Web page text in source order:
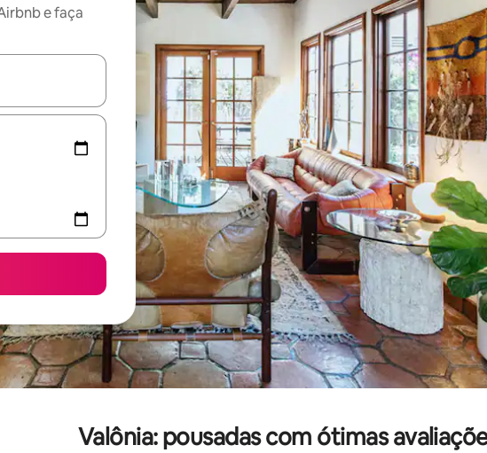
e faça
explore-os usando as seta para cima e para baixo do teclado ou tocando
Valônia: pousadas com ótimas